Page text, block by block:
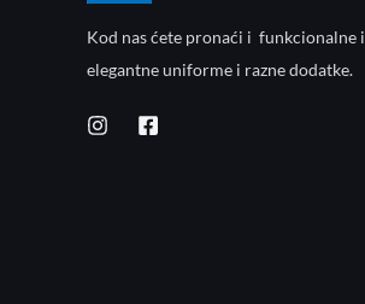
Kod nas ćete pronaći i funkcionalne i
elegantne uniforme i razne dodatke.